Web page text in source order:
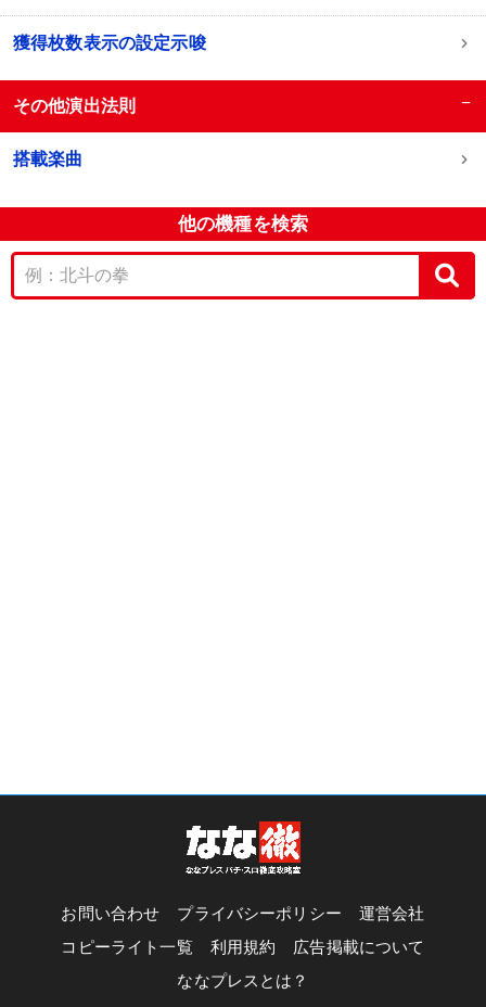
獲得枚数表示の設定示唆
その他演出法則 −
搭載楽曲
他の機種を検索
お問い合わせ プライバシーポリシー
運営会社
コピーライト一覧
利用規約
広告掲載について
ななプレスとは？